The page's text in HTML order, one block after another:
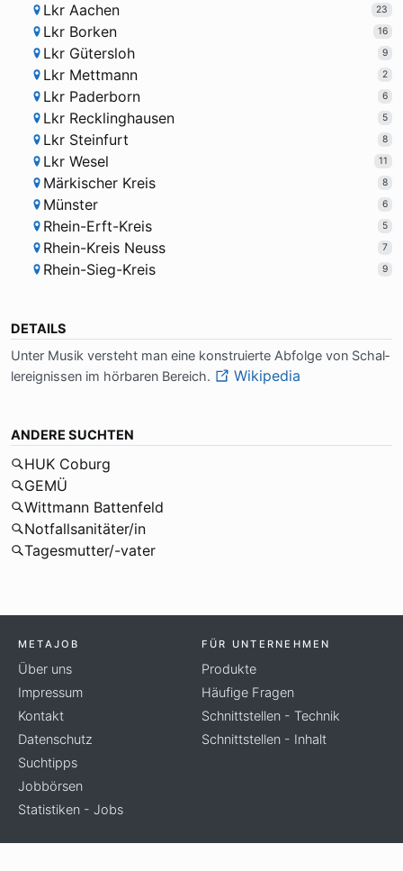
Lkr Aachen 23
Lkr Borken 16
Lkr Gütersloh 9
Lkr Mettmann 2
Lkr Paderborn 6
Lkr Recklinghausen 5
Lkr Steinfurt 8
Lkr Wesel 11
Märkischer Kreis 8
Münster 6
Rhein-Erft-Kreis 5
Rhein-Kreis Neuss 7
Rhein-Sieg-Kreis 9
DETAILS
Un­ter Mu­sik ver­steht man ei­ne kon­stru­ier­te Ab­fol­ge von Schal­
ler­eig­nis­sen im hör­ba­ren Be­reich.
Wikipedia
ANDERE SUCHTEN
HUK Coburg
GEMÜ
Wittmann Battenfeld
Notfallsanitäter/in
Tagesmutter/-vater
METAJOB
Über uns
Impressum
Kontakt
Datenschutz
Suchtipps
Jobbörsen
Statistiken - Jobs
FÜR UNTERNEHMEN
Produkte
Häufige Fragen
Schnittstellen - Technik
Schnittstellen - Inhalt